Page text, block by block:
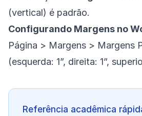
(vertical) é padrão.
Configurando Margens no
Página > Margens > Margens
(esquerda: 1”, direita: 1”,
Referência acadêmica